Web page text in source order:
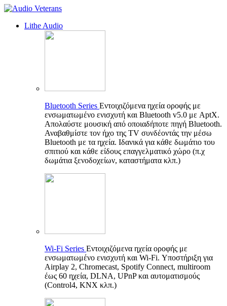
Lithe Audio
Bluetooth Series Εντοιχιζόμενα ηχεία οροφής με
ενσωματωμένο ενισχυτή και Bluetooth v5.0 με AptX.
Απολαύστε μουσική από οποιαδήποτε πηγή Bluetooth.
Αναβαθμίστε τον ήχο της TV συνδέοντάς την μέσω
Bluetooth με τα ηχεία. Ιδανικά για κάθε δωμάτιο του
σπιτιού και κάθε είδους επαγγελματικό χώρο (π.χ
δωμάτια ξενοδοχείων, καταστήματα κλπ.)
Wi-Fi Series Εντοιχιζόμενα ηχεία οροφής με
ενσωματωμένο ενισχυτή και Wi-Fi. Υποστήριξη για
Airplay 2, Chromecast, Spotify Connect, multiroom
έως 60 ηχεία, DLNA, UPnP και αυτοματισμούς
(Control4, KNX κλπ.)